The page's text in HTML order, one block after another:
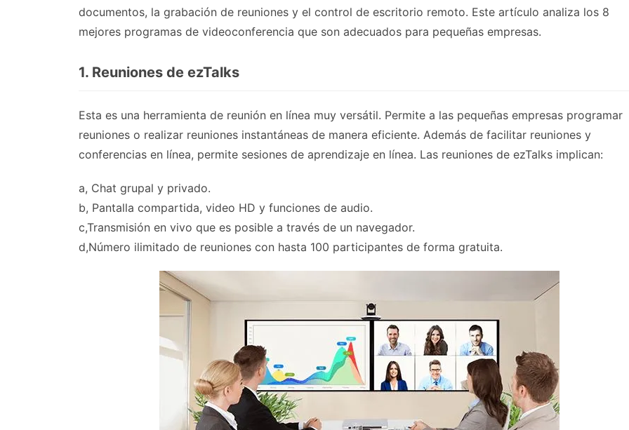
documentos, la grabación de reuniones y el control de escritorio remoto. Este artículo analiza los 8
mejores programas de videoconferencia que son adecuados para pequeñas empresas.
1. Reuniones de ezTalks
Esta es una herramienta de reunión en línea muy versátil. Permite a las pequeñas empresas programar
reuniones o realizar reuniones instantáneas de manera eficiente. Además de facilitar reuniones y
conferencias en línea, permite sesiones de aprendizaje en línea. Las reuniones de ezTalks implican:
a, Chat grupal y privado.
b, Pantalla compartida, video HD y funciones de audio.
c,Transmisión en vivo que es posible a través de un navegador.
d,Número ilimitado de reuniones con hasta 100 participantes de forma gratuita.